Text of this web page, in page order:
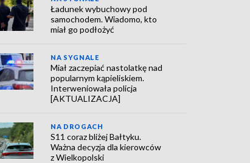
Ładunek wybuchowy pod
samochodem. Wiadomo, kto
miał go podłożyć
NA SYGNALE
Miał zaczepiać nastolatkę nad
popularnym kąpieliskiem.
Interweniowała policja
[AKTUALIZACJA]
NA DROGACH
S11 coraz bliżej Bałtyku.
Ważna decyzja dla kierowców
z Wielkopolski